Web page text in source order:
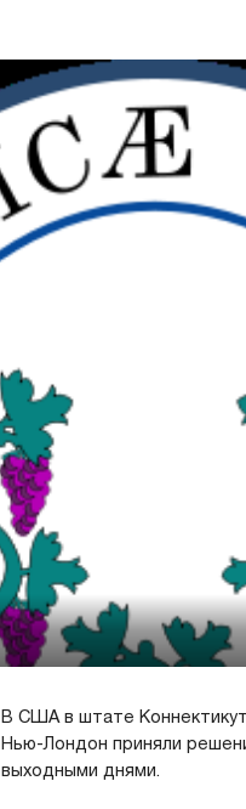
В США в штате Коннектикут
Нью-Лондон приняли
выходными днями.